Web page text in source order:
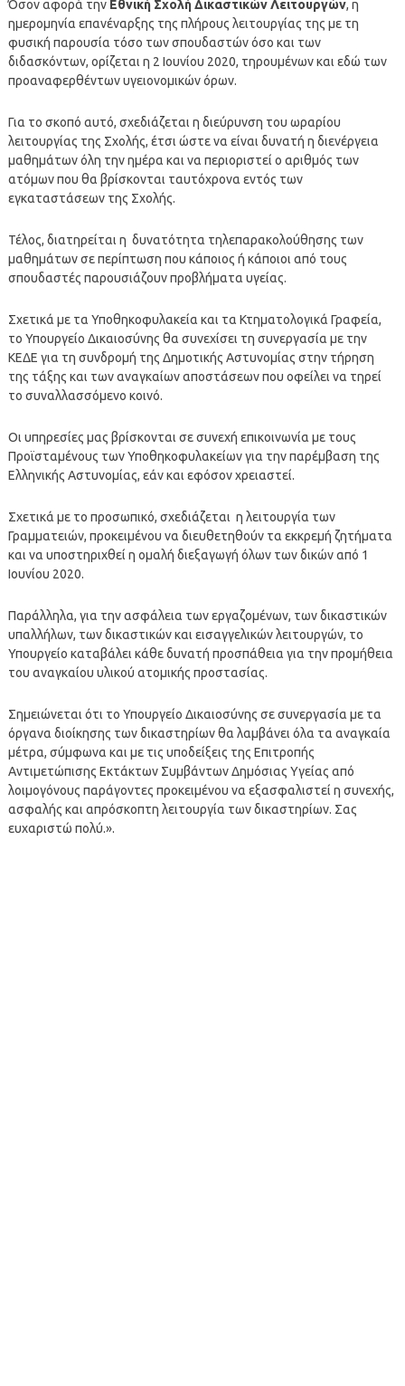
Όσον αφορά την Εθνική Σχολή Δικαστικών Λειτουργών, η
ημερομηνία επανέναρξης της πλήρους λειτουργίας της με τη
φυσική παρουσία τόσο των σπουδαστών όσο και των
διδασκόντων, ορίζεται η 2 Ιουνίου 2020, τηρουμένων και εδώ των
προαναφερθέντων υγειονομικών όρων.
Για το σκοπό αυτό, σχεδιάζεται η διεύρυνση του ωραρίου
λειτουργίας της Σχολής, έτσι ώστε να είναι δυνατή η διενέργεια
μαθημάτων όλη την ημέρα και να περιοριστεί ο αριθμός των
ατόμων που θα βρίσκονται ταυτόχρονα εντός των
εγκαταστάσεων της Σχολής.
Τέλος, διατηρείται η δυνατότητα τηλεπαρακολούθησης των
μαθημάτων σε περίπτωση που κάποιος ή κάποιοι από τους
σπουδαστές παρουσιάζουν προβλήματα υγείας.
Σχετικά με τα Υποθηκοφυλακεία και τα Κτηματολογικά Γραφεία,
το Υπουργείο Δικαιοσύνης θα συνεχίσει τη συνεργασία με την
ΚΕΔΕ για τη συνδρομή της Δημοτικής Αστυνομίας στην τήρηση
της τάξης και των αναγκαίων αποστάσεων που οφείλει να τηρεί
το συναλλασσόμενο κοινό.
Οι υπηρεσίες μας βρίσκονται σε συνεχή επικοινωνία με τους
Προϊσταμένους των Υποθηκοφυλακείων για την παρέμβαση της
Ελληνικής Αστυνομίας, εάν και εφόσον χρειαστεί.
Σχετικά με το προσωπικό, σχεδιάζεται η λειτουργία των
Γραμματειών, προκειμένου να διευθετηθούν τα εκκρεμή ζητήματα
και να υποστηριχθεί η ομαλή διεξαγωγή όλων των δικών από 1
Ιουνίου 2020.
Παράλληλα, για την ασφάλεια των εργαζομένων, των δικαστικών
υπαλλήλων, των δικαστικών και εισαγγελικών λειτουργών, το
Υπουργείο καταβάλει κάθε δυνατή προσπάθεια για την προμήθεια
του αναγκαίου υλικού ατομικής προστασίας.
Σημειώνεται ότι το Υπουργείο Δικαιοσύνης σε συνεργασία με τα
όργανα διοίκησης των δικαστηρίων θα λαμβάνει όλα τα αναγκαία
μέτρα, σύμφωνα και με τις υποδείξεις της Επιτροπής
Αντιμετώπισης Εκτάκτων Συμβάντων Δημόσιας Υγείας από
λοιμογόνους παράγοντες προκειμένου να εξασφαλιστεί η συνεχής,
ασφαλής και απρόσκοπτη λειτουργία των δικαστηρίων. Σας
ευχαριστώ πολύ.».